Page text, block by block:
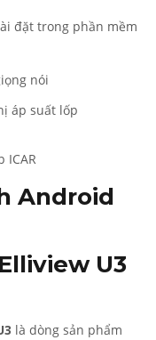
đặt trong phần mềm
nói
áp suất lốp
ICAR
Android
U3
là dòng sản phẩm